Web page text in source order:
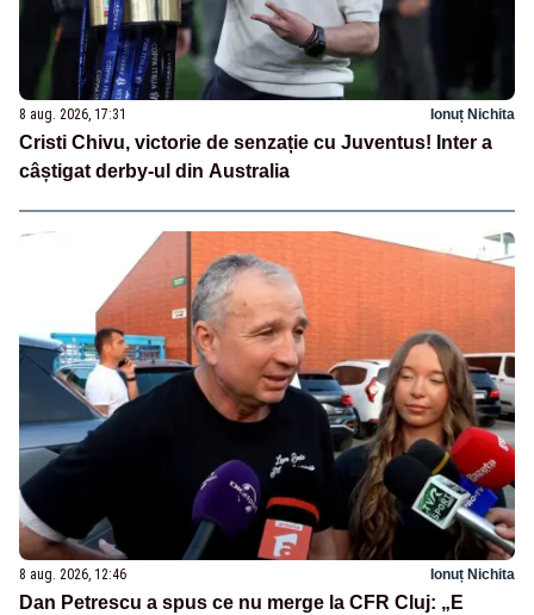
8 aug. 2026, 17:31 Ionuț Nichita
Cristi Chivu, victorie de senzație cu Juventus! Inter a
câștigat derby-ul din Australia
8 aug. 2026, 12:46 Ionuț Nichita
Dan Petrescu a spus ce nu merge la CFR Cluj: „E